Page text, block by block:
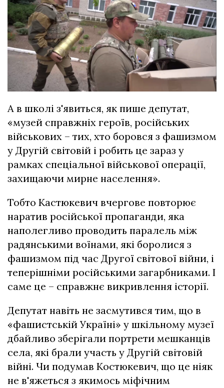
А в школі з'явиться, як пише депутат,
«музей справжніх героїв, російських
військових – тих, хто боровся з фашизмом
у Другій світовій і робить це зараз у
рамках спеціальної військової операції,
захищаючи мирне населення».
Тобто Кастюкевич вчергове повторює
наратив російської пропаганди, яка
наполегливо проводить паралель між
радянськими воїнами, які боролися з
фашизмом під час Другої світової війни, і
теперішніми російськими загарбниками. І
саме це – справжнє викривлення історії.
Депутат навіть не засмутився тим, що в
«фашистській Україні» у шкільному музеї
дбайливо зберігали портрети мешканців
села, які брали участь у Другій світовій
війні. Чи подумав Костюкевич, що це ніяк
не в'яжеться з якимось міфічним